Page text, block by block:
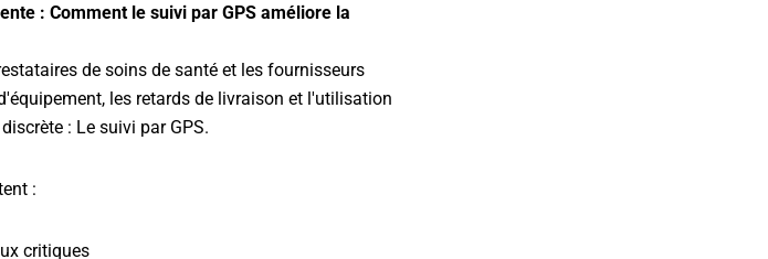
: Comment le suivi par GPS améliore la
de soins de santé et les fournisseurs
les retards de livraison et l'utilisation
: Le suivi par GPS.
:
critiques